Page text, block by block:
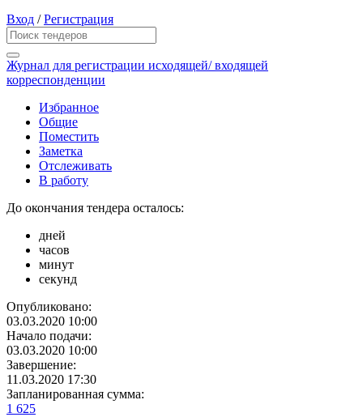
Вход /Регистрация
Журнал для регистрации исходящей/ входящей
корреспонденции
Избранное
Общие
Поместить
Заметка
Отслеживать
В работу
До окончания тендера осталось:
дней
часов
минут
секунд
Опубликовано:
03.03.2020 10:00
Начало подачи:
03.03.2020 10:00
Завершение:
11.03.2020 17:30
Запланированная сумма:
1 625